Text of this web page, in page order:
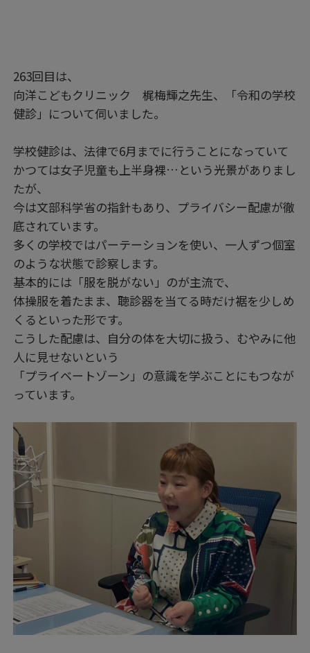
263回目は、
向洋こどもクリニック 梶梅輝之先生、「令和の学校
健診」について伺いました。
学校健診は、法律で6月までに行うことになっていて
かつては女子児童も上半身裸…という光景がありまし
たが、
今は文部科学省の指針もあり、プライバシー配慮が徹
底されています。
多くの学校ではパーテーションを使い、一人ずつ個室
のような状態で診察します。
基本的には「服を脱がない」のが主流で、
体操服を着たまま、聴診器を当てる時だけ裾を少しめ
くるといった形です。
こうした配慮は、自分の体を大切に扱う、むやみに他
人に見せないという
「プライベートゾーン」の意識を学ぶことにもつなが
っています。